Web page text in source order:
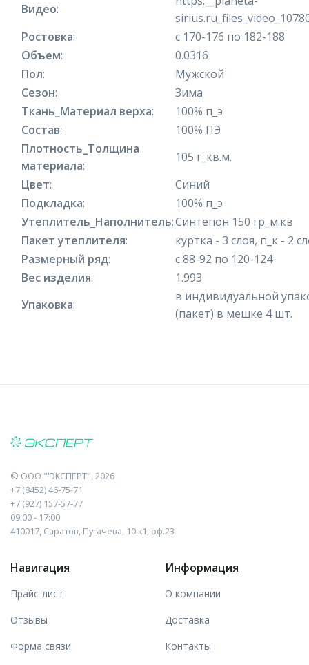
Видео:
Ростовка:
с 170-176 по 182-188
Объем:
0.0316
Пол:
Мужской
Сезон:
Зима
Ткань_Материал верха:
100% п_э
Состав:
100% ПЭ
Плотность_Толщина
материала:
105 г_кв.м.
Цвет:
Синий
Подкладка:
100% п_э
Утеплитель_Наполнитель:Синтепон 150 гр_м.кв
Пакет утеплителя:
куртка - 3 слоя, п_к - 2
Размерный ряд:
с 88-92 по 120-124
Вес изделия:
1.993
Упаковка:
в индивидуальной
(пакет) в мешке 4 шт.
© ООО "'ЭКСПЕРТ", 2026
+7 (8452) 46-75-71
+7 (927) 157-57-77
09:00 - 17:00
410017, Саратов, Пугачева, 10 к1, оф.23
Навигация
Прайс-лист
Отзывы
Форма связи
Информация
О компании
Доставка
Контакты